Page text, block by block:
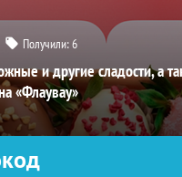
Получили:6
и другие сладости, а
«Флаувау»